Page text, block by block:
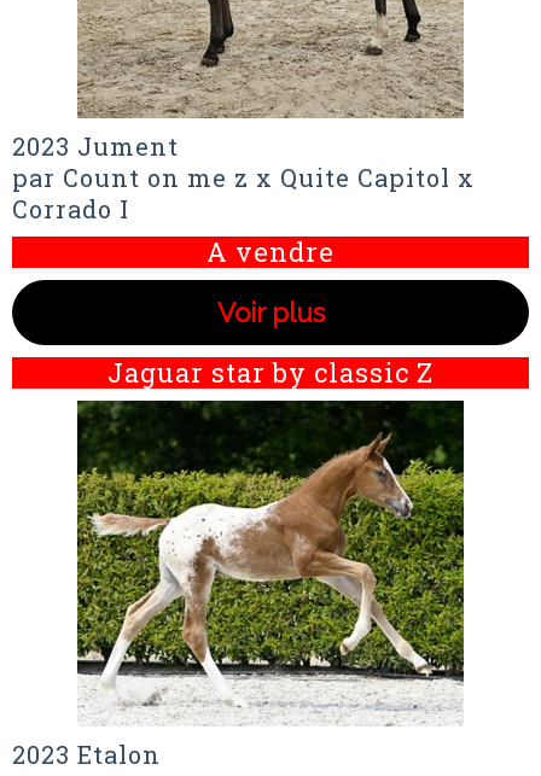
2023 Jument
par Count on me z x Quite Capitol x
Corrado I
A vendre
Voir plus
Jaguar star by classic Z
2023 Etalon